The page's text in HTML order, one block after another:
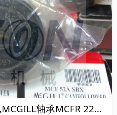
MCFR 22A SB轴承参数,MCGILL轴承MCFR 22A SB重量